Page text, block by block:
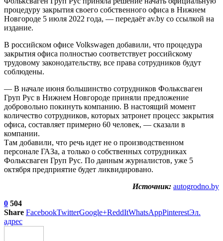
процедуру закрытия своего собственного офиса в Нижнем
Новгороде 5 июля 2022 года, — передаёт av.by со ссылкой на
издание.
В российском офисе Volkswagen добавили, что процедура
закрытия офиса полностью соответствует российскому
трудовому законодательству, все права сотрудников будут
соблюдены.
— В начале июня большинство сотрудников Фольксваген
Груп Рус в Нижнем Новгороде приняли предложение
добровольно покинуть компанию. В настоящий момент
количество сотрудников, которых затронет процесс закрытия
офиса, составляет примерно 60 человек, — сказали в
компании.
Там добавили, что речь идет не о производственном
персонале ГАЗа, а только о собственных сотрудниках
Фольксваген Груп Рус. По данным журналистов, уже 5
октября предприятие будет ликвидировано.
Источник: autogrodno.by
0 504
Share FacebookTwitterGoogle+ReddItWhatsAppPinterestЭл.
адрес